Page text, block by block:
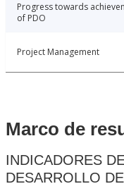
Progress towards
of PDO
Project Management
Marco de
INDICADORES
DESARROLLO